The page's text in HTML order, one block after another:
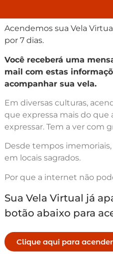
Acendemos sua Vela
por 7 dias.
Você receberá uma
mail com estas
acompanhar sua vela.
Em diversas culturas,
que expressa mais do que
expressar. Tem a ver com
Desde tempos
em locais sagrados.
Por que a internet não
Sua Vela Virtual já
botão abaixo para
Clique aqui para